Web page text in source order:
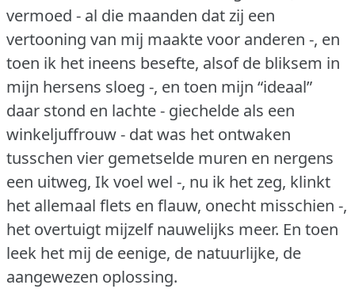
vermoed - al die maanden dat zij een
vertooning van mij maakte voor anderen -, en
toen ik het ineens besefte, alsof de bliksem in
mijn hersens sloeg -, en toen mijn “ideaal”
daar stond en lachte - giechelde als een
winkeljuffrouw - dat was het ontwaken
tusschen vier gemetselde muren en nergens
een uitweg, Ik voel wel -, nu ik het zeg, klinkt
het allemaal flets en flauw, onecht misschien -,
het overtuigt mijzelf nauwelijks meer. En toen
leek het mij de eenige, de natuurlijke, de
aangewezen oplossing.